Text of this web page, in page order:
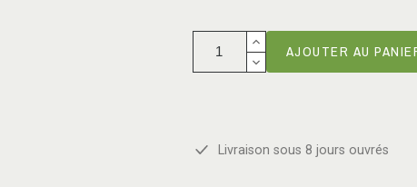
AJOUTER AU
Livraison sous 8 jours ouvrés